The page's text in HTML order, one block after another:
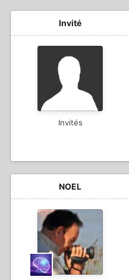
Invité
Invités
NOEL